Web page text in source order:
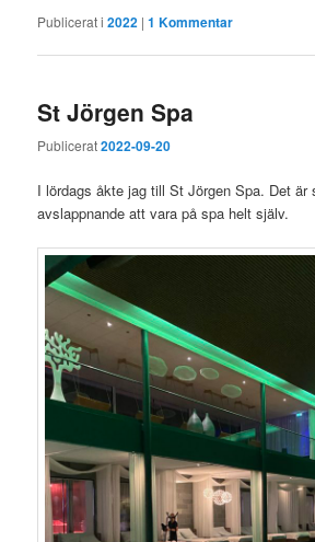
Publicerat i 2022 |1 Kommentar
St Jörgen Spa
Publicerat2022-09-20
I lördags åkte jag till St Jörgen Spa. Det är
avslappnande att vara på spa helt själv.